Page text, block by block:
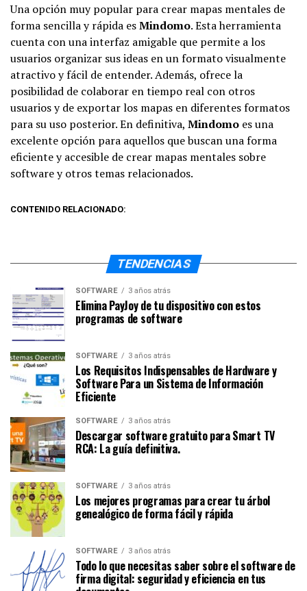
Una opción muy popular para crear mapas mentales de
forma sencilla y rápida esMindomo. Esta herramienta
cuenta con una interfaz amigable que permite a los
usuarios organizar sus ideas en un formato visualmente
atractivo y fácil de entender. Además, ofrece la
posibilidad de colaborar en tiempo real con otros
usuarios y de exportar los mapas en diferentes formatos
para su uso posterior. En definitiva, Mindomo es una
excelente opción para aquellos que buscan una forma
eficiente y accesible de crear mapas mentales sobre
software y otros temas relacionados.
CONTENIDO RELACIONADO:
TENDENCIAS
SOFTWARE 3 años atrás
Elimina PayJoy de tu dispositivo con estos
programas de software
SOFTWARE 3 años atrás
Los Requisitos Indispensables de Hardware y
Software Para un Sistema de Información
Eficiente
SOFTWARE 3 años atrás
Descargar software gratuito para Smart TV
RCA: La guía definitiva.
SOFTWARE 3 años atrás
Los mejores programas para crear tu árbol
genealógico de forma fácil y rápida
SOFTWARE 3 años atrás
Todo lo que necesitas saber sobre el software de
firma digital: seguridad y eficiencia en tus